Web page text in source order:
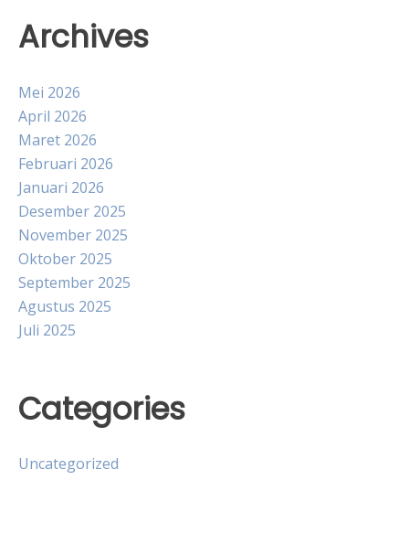
Archives
Mei 2026
April 2026
Maret 2026
Februari 2026
Januari 2026
Desember 2025
November 2025
Oktober 2025
September 2025
Agustus 2025
Juli 2025
Categories
Uncategorized